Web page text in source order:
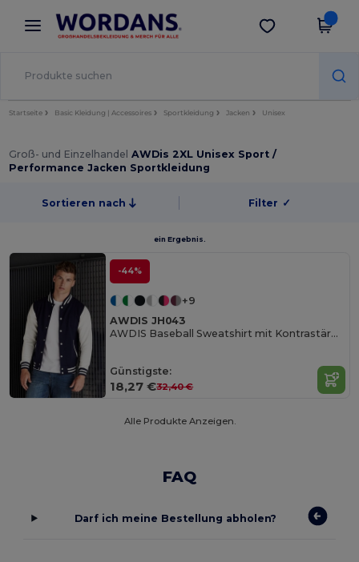
× Wordans App
Bessere Preise in der App!
App holen
Startseite Basic Kleidung | Accessoires Sportkleidung Jacken Unisex
Groß- und Einzelhandel AWDis 2XL Unisex Sport /
Performance Jacken Sportkleidung
Sortieren nach Filter ✓
ein Ergebnis.
-44%
+9
AWDIS JH043
AWDIS Baseball Sweatshirt mit Kontrastärmeln
Günstigste:
18,27 €32,40 €
Alle Produkte Anzeigen.
FAQ
Darf ich meine Bestellung abholen?